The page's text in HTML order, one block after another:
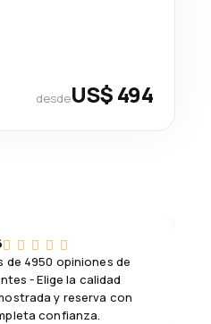
desdeUS$ 494
de 4950 opiniones de
- Elige la calidad
y reserva con
confianza.